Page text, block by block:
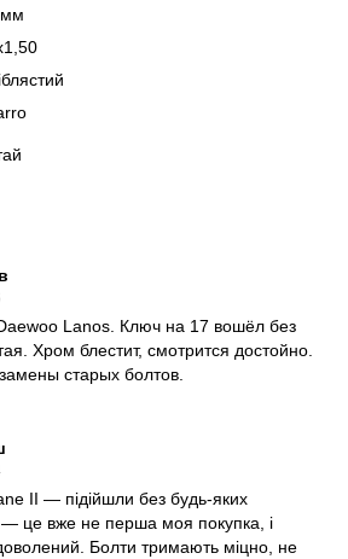
Lanos. Ключ на 17 вошёл без
Хром блестит, смотрится достойно.
старых болтов.
II — підійшли без будь-яких
це вже не перша моя покупка, і
Болти тримають міцно, не